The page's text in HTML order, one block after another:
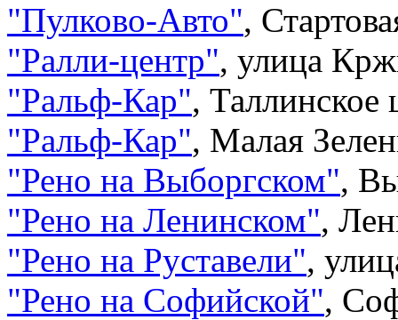
"Пулково-Авто",
"Ралли-центр", улица
"Ральф-Кар", Таллинское
"Ральф-Кар", Малая
"Рено на Выборгском",
"Рено на Ленинском",
"Рено на Руставели",
"Рено на Софийской",